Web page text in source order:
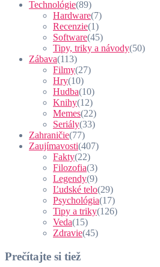
Technológie(89)
Hardware(7)
Recenzie(1)
Software(45)
Tipy, triky a návody(50)
Zábava(113)
Filmy(27)
Hry(10)
Hudba(10)
Knihy(12)
Memes(22)
Seriály(33)
Zahraničie(77)
Zaujímavosti(407)
Fakty(22)
Filozofia(3)
Legendy(9)
Ľudské telo(29)
Psychológia(17)
Tipy a triky(126)
Veda(15)
Zdravie(45)
Prečítajte si tiež